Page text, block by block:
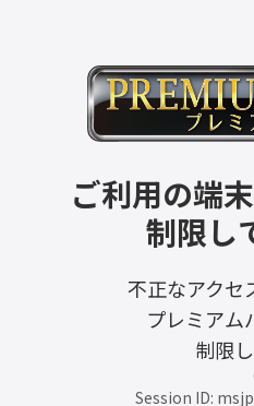
ご利用の端
制限し
不正なアクセ
プレミアム
制限
Session ID: